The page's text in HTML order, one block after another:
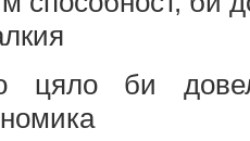
цяло би